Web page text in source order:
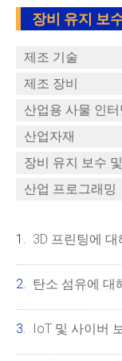
장비 유지 보
제조 기술
제조 장비
산업용 사물 인터
산업자재
장비 유지 보수
산업 프로그래밍
3D 프린팅에
탄소 섬유에 대
IoT 및 사이버